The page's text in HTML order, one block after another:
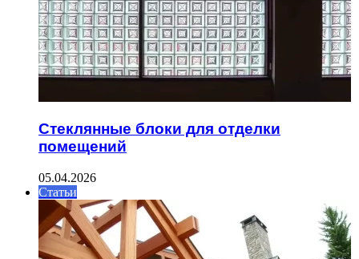
Стеклянные блоки для отделки
помещений
05.04.2026
Статьи